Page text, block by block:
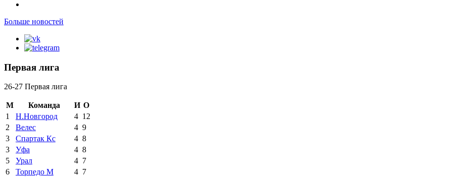
Больше новостей
Первая лига
26-27 Первая лига
М Команда И О
1
Н.Новгород 4 12
2
Велес 4 9
3
Спартак Кс 4 8
3
Уфа 4 8
5
Урал 4 7
6
Торпедо М 4 7